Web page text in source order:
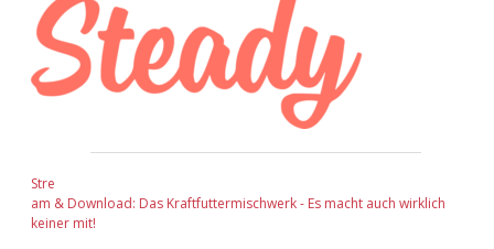
Stre
am & Download: Das Kraftfuttermischwerk - Es macht auch wirklich
keiner mit!